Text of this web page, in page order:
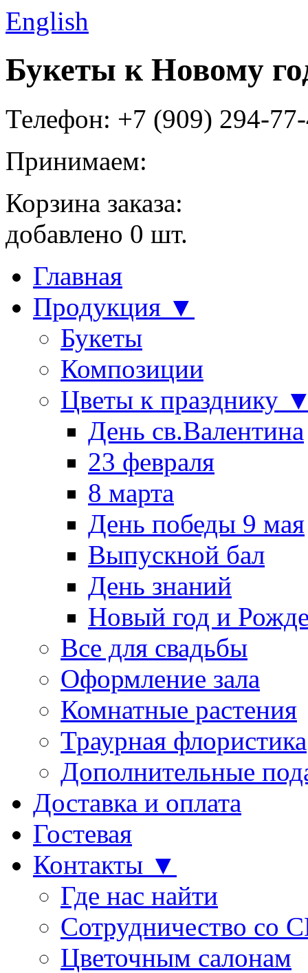
English
Букеты к Новому
Телефон: +7 (909) 294-
Принимаем:
Корзина заказа:
добавлено 0 шт.
Главная
Продукция ▼
Букеты
Композиции
Цветы к празднику
День св.Валентина
23 февраля
8 марта
День победы 9 мая
Выпускной бал
День знаний
Новый год и
Все для свадьбы
Оформление зала
Комнатные растения
Траурная флористика
Дополнительные
Доставка и оплата
Гостевая
Контакты ▼
Где нас найти
Сотрудничество со
Цветочным салонам